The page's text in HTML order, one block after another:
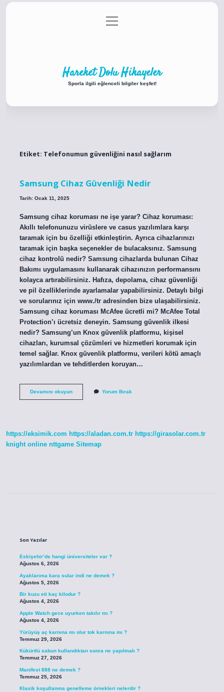
Gizlilik Politikası
menüyü
aç
Hareket Dolu Hikayeler
Sporla ilgili eğlenceli bilgiler keşfet!
Etiket: Telefonumun güvenliğini nasıl sağlarım
Samsung Cihaz Güvenliği Nedir
Tarih: Ocak 11, 2025
Samsung cihaz koruması ne işe yarar? Cihaz koruması:
Akıllı telefonunuzu virüslere ve casus yazılımlara karşı
taramak için bu özelliği etkinleştirin. Ayrıca cihazlarınızı
taramak için başka seçenekler de bulacaksınız. Samsung
cihaz kontrolü nedir? Samsung cihazlarda bulunan Cihaz
Bakımı uygulamasını kullanarak cihazınızın performansını
kolayca artırabilirsiniz. Hafıza, depolama, cihaz güvenliği
ve pil özelliklerinde ayarlamalar yapabilirsiniz. Detaylı bilgi
ve sorularınız için www./tr adresinden bize ulaşabilirsiniz.
Samsung cihaz koruması McAfee ücretli mi? McAfee Total
Protection’ı ücretsiz deneyin. Samsung güvenlik ilkesi
nedir? Samsung’un Knox güvenlik platformu, kişisel
cihazları, kurumsal çözümleri ve hizmetleri korumak için
temel sağlar. Knox güvenlik platformu, verileri kötü amaçlı
yazılımlardan ve tehditlerden koruyan…
Devamını okuyunSamsung
Yorum Bırak
https://eksimik.com https://aladan.com.tr https://girasolar.com.tr
knight online nttgame Sitemap
Son Yazılar
Eskişehir’de hangi üniversiteler var ?
Ağustos 6, 2026
Ayaklarıma kara sular indi ne demek ?
Ağustos 5, 2026
Bir kuzu eti kaç kilodur ?
Ağustos 4, 2026
Apple Watch gece uyurken takılır mı ?
Ağustos 4, 2026
Yürüyüş aç karnına mı olur tok karnına mı ?
Temmuz 29, 2026
Kükürtlü sabun kullandıktan sonra ne yapılmalı ?
Temmuz 27, 2026
Manifest 888 ne demek ?
Temmuz 25, 2026
Klasik koşullanma genelleme örnekleri nelerdir ?